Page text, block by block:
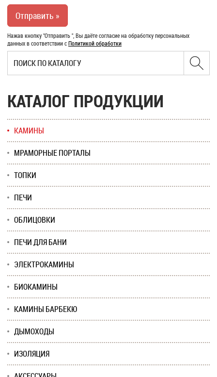
Нажав кнопку "Отправить ", Вы даёте согласие на обработку персональных
данных в соответствии сПолитикой обработки
КАТАЛОГ ПРОДУКЦИИ
КАМИНЫ
МРАМОРНЫЕ ПОРТАЛЫ
ТОПКИ
ПЕЧИ
ОБЛИЦОВКИ
ПЕЧИ ДЛЯ БАНИ
ЭЛЕКТРОКАМИНЫ
БИОКАМИНЫ
КАМИНЫ БАРБЕКЮ
ДЫМОХОДЫ
ИЗОЛЯЦИЯ